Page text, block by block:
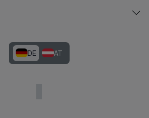
DE AT